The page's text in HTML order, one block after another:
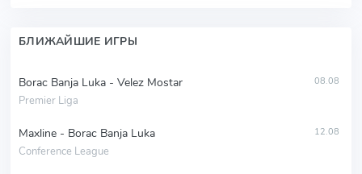
БЛИЖАЙШИЕ ИГРЫ
Borac Banja Luka - Velez Mostar
Premier Liga
08.08
Maxline - Borac Banja Luka
Conference League
12.08